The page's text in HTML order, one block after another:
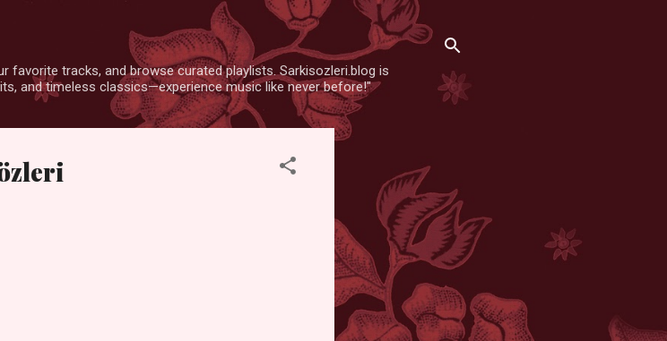
favorite tracks, and browse curated playlists. Sarkisozleri.blog is
and timeless classics—experience music like never before!"